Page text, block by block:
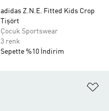
adidas Z.N.E. Fitted Kids Crop
Tişört
Çocuk Sportswear
3 renk
Sepette %10 İndirim